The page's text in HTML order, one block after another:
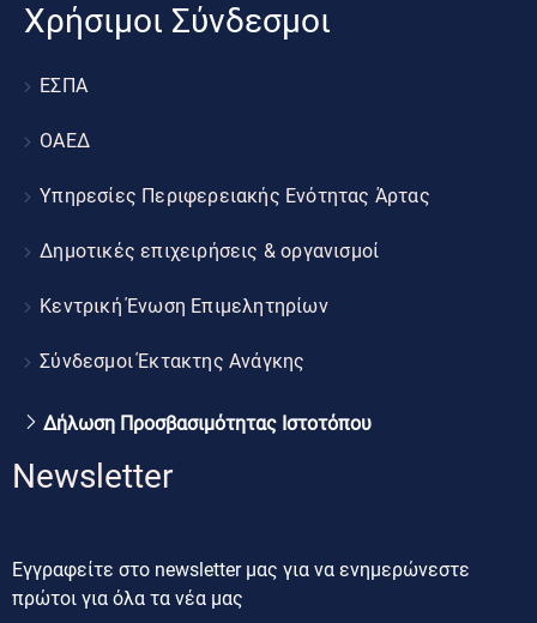
Χρήσιμοι Σύνδεσμοι
ΕΣΠΑ
ΟΑΕΔ
Υπηρεσίες Περιφερειακής Ενότητας Άρτας
Δημοτικές επιχειρήσεις & οργανισμοί
Κεντρική Ένωση Επιμελητηρίων
Σύνδεσμοι Έκτακτης Ανάγκης
Δήλωση Προσβασιμότητας Ιστοτόπου
Newsletter
Εγγραφείτε στο newsletter μας για να ενημερώνεστε
πρώτοι για όλα τα νέα μας